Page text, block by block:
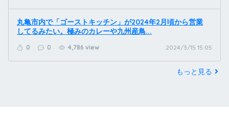
丸亀市内で「ゴーストキッチン」が2024年2月頃から営業
してるみたい。極みのカレーや九州産鳥...
0 0 4,786 view 2024/3/15 15:05
もっと見る